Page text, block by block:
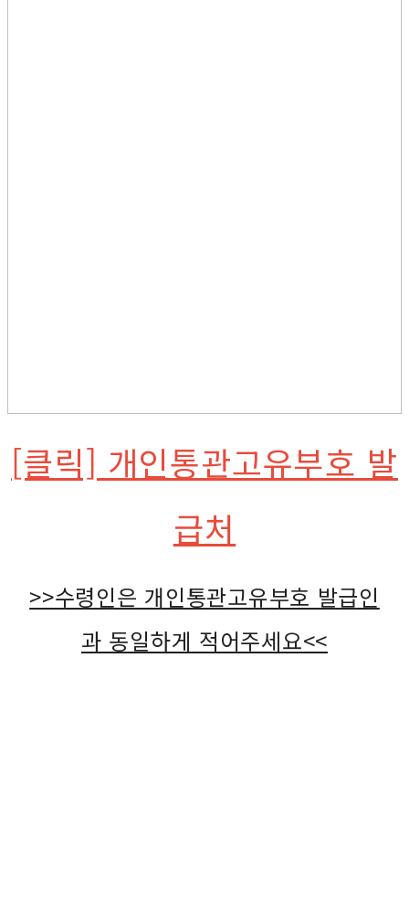
[클릭] 개인통관고유부호 발
급처
>>수령인은 개인통관고유부호 발급인
과 동일하게 적어주세요<<